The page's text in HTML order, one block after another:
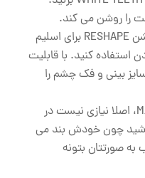
در کنارِ بخشِ FACE، از آپشن RESHAPE برای اسلیم
استفاده کنید. با قابلیت
بینی و فک چشم را
با استفاد از آپشن MAKEUP، اصلا نیازی نیست در
چون خودش بند می
صورتتان بتونه